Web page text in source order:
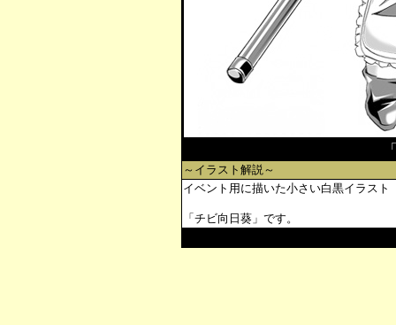
～イラスト解説～
イベント用に描いた小さい白黒イラスト
「チビ向日葵」です。